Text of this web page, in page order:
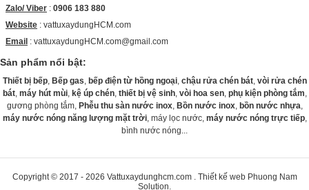
Zalo/ Viber : 0906 183 880
Website : vattuxaydungHCM.com
Email : vattuxaydungHCM.com@gmail.com
Sản phẩm nổi bật:
Thiết bị bếp, Bếp gas, bếp điện từ hồng ngoại, chậu rửa chén bát, vòi rửa chén
bát, máy hút mùi, kệ úp chén, thiết bị vệ sinh, vòi hoa sen, phụ kiện phòng tắm,
gương phòng tắm, Phễu thu sàn nước inox, Bồn nước inox, bồn nước nhựa,
máy nước nóng năng lượng mặt trời, máy lọc nước, máy nước nóng trực tiếp,
bình nước nóng...
Copyright © 2017 - 2026 Vattuxaydunghcm.com. Thiết kế web Phuong Nam
Solution.